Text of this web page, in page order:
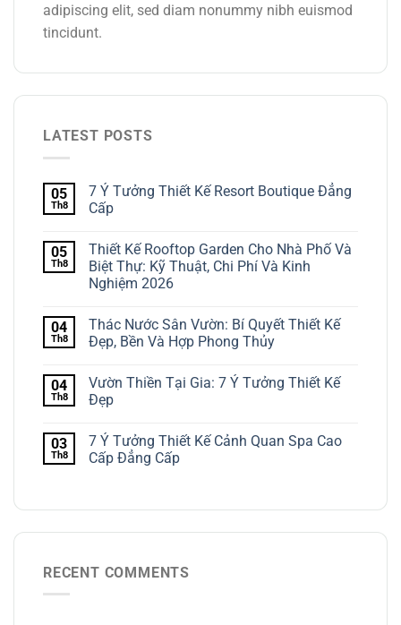
adipiscing elit, sed diam nonummy nibh euismod
tincidunt.
LATEST POSTS
05
Th8
7 Ý Tưởng Thiết Kế Resort Boutique Đẳng
Cấp
05
Th8
Thiết Kế Rooftop Garden Cho Nhà Phố Và
Biệt Thự: Kỹ Thuật, Chi Phí Và Kinh
Nghiệm 2026
04
Th8
Thác Nước Sân Vườn: Bí Quyết Thiết Kế
Đẹp, Bền Và Hợp Phong Thủy
04
Th8
Vườn Thiền Tại Gia: 7 Ý Tưởng Thiết Kế
Đẹp
03
Th8
7 Ý Tưởng Thiết Kế Cảnh Quan Spa Cao
Cấp Đẳng Cấp
RECENT COMMENTS